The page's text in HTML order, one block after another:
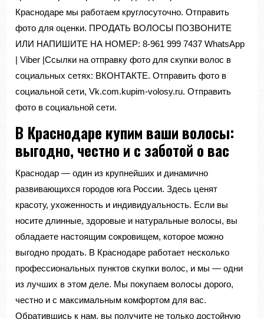
Краснодаре мы работаем круглосуточно. Отправить
фото для оценки. ПРОДАТЬ ВОЛОСЫ ПОЗВОНИТЕ
ИЛИ НАПИШИТЕ НА НОМЕР: 8-961 999 7437 WhatsApp
| Viber |Ссылки на отправку фото для скупки волос в
социальных сетях: ВКОНТАКТЕ. Отправить фото в
социальной сети, Vk.com.kupim-volosy.ru. Отправить
фото в социальной сети.
В Краснодаре купим ваши волосы:
выгодно, честно и с заботой о вас
Краснодар — один из крупнейших и динамично
развивающихся городов юга России. Здесь ценят
красоту, ухоженность и индивидуальность. Если вы
носите длинные, здоровые и натуральные волосы, вы
обладаете настоящим сокровищем, которое можно
выгодно продать. В Краснодаре работает несколько
профессиональных пунктов скупки волос, и мы — одни
из лучших в этом деле. Мы покупаем волосы дорого,
честно и с максимальным комфортом для вас.
Обратившись к нам, вы получите не только достойную